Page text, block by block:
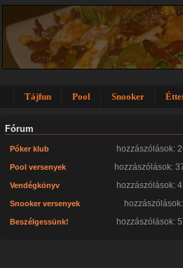
Tájfun Pool Snooker
Fórum
Póker klub hozzászólások:
Pool versenyek hozzászólások:
Vendégkönyv hozzászólások:
Snooker versenyek
Beszélgessünk! hozzászólások: